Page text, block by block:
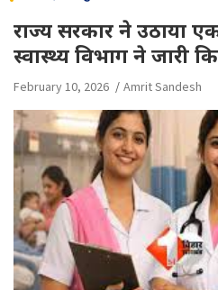
राज्य सरकार ने उठाया
स्वास्थ्य विभाग ने जारी
February 10, 2026 Amrit Sandesh